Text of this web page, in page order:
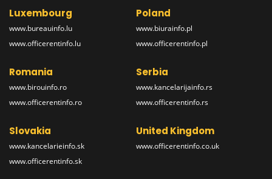
Luxembourg
www.bureauinfo.lu
www.officerentinfo.lu
Poland
www.biurainfo.pl
www.officerentinfo.pl
Romania
www.birouinfo.ro
www.officerentinfo.ro
Serbia
www.kancelarijainfo.rs
www.officerentinfo.rs
Slovakia
www.kancelarieinfo.sk
www.officerentinfo.sk
United Kingdom
www.officerentinfo.co.uk